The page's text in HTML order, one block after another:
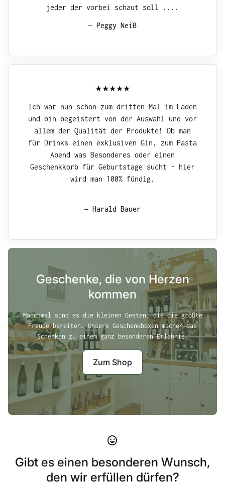
jeder der vorbei schaut soll ....
— Peggy Neiß
Ich war nun schon zum dritten Mal im Laden
und bin begeistert von der Auswahl und vor
allem der Qualität der Produkte! Ob man
für Drinks einen exklusiven Gin, zum Pasta
Abend was Besonderes oder einen
Geschenkkorb für Geburtstage sucht - hier
wird man 100% fündig.
— Harald Bauer
Geschenke, die von Herzen
kommen
Manchmal sind es die kleinen Gesten, die die größte
Freude bereiten. Unsere Geschenkboxen machen das
Schenken zu einem ganz besonderen Erlebnis.
Zum Shop
mood
Gibt es einen besonderen Wunsch,
den wir erfüllen dürfen?